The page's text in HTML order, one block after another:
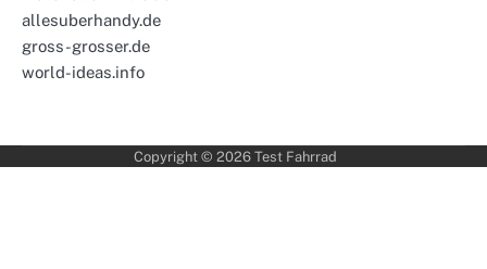
allesuberhandy.de
gross-grosser.de
world-ideas.info
Copyright © 2026 Test Fahrrad